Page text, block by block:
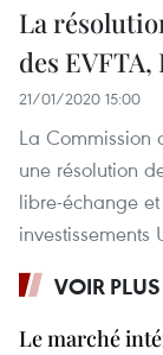
La
des
21/01/2020 15:00
La Commission
une résolution
libre-échange
investissements
VOIR PLUS
Le marché